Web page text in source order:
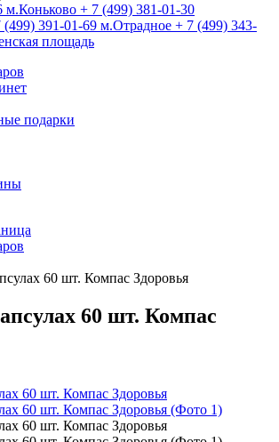
м.Коньково + 7 (499) 381-01-30
(499) 391-01-69 м.Отрадное + 7 (499) 343-
площадь
подарки
60 шт. Компас Здоровья
60 шт. Компас